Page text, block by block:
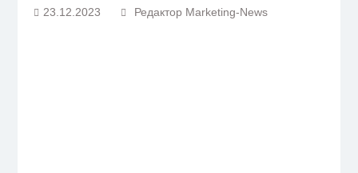
23.12.2023 Редактор Marketing-News